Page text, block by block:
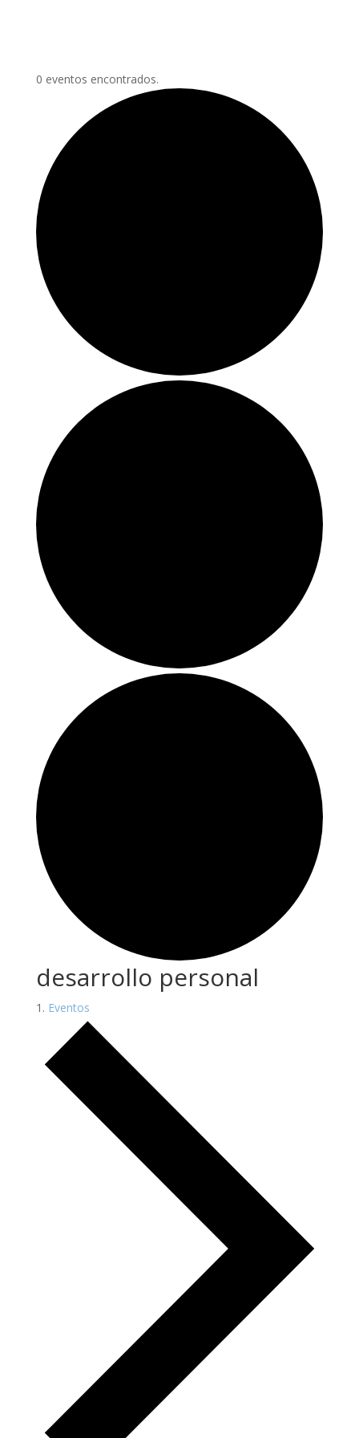
0 eventos encontrados.
desarrollo personal
Eventos